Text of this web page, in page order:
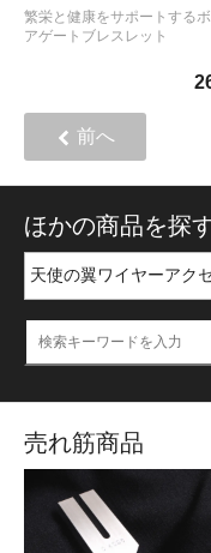
繁栄と健康をサポートする
アゲートブレスレット
前へ
ほかの商品を探
売れ筋商品